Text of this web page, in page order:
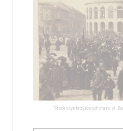
"Processye krzyżowych dni na pl.